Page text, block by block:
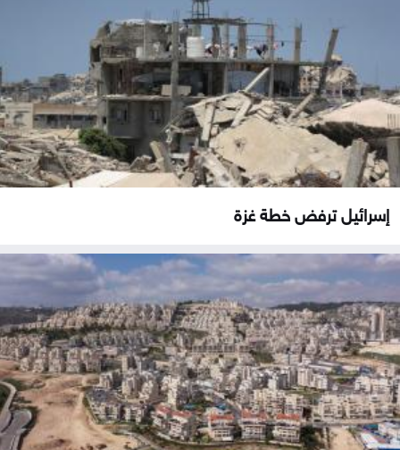
إسرائيل ترفض خطة غزة